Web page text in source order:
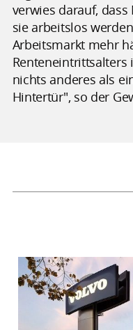
verwies darauf, dass
sie arbeitslos
Arbeitsmarkt mehr
nichts anderes als
Hintertür", so der